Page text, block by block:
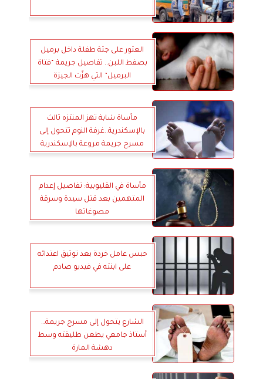
العثور على جثة طفلة داخل برميل
بصفط اللبن.. تفاصيل جريمة “فتاة
البرميل” التي هزّت الجيزة
مأساة شابة تهز المنتزه ثالث
بالإسكندرية..غرفة النوم تتحول إلى
مسرح جريمة مروعة بالإسكندرية
مأساة في القليوبية: تفاصيل إعدام
المتهمين بعد قتل سيدة وسرقة
مصوغاتها
حبس عامل خردة بعد توثيق اعتدائه
على ابنته في فيديو صادم
الشارع يتحول إلى مسرح جريمة…
أستاذ جامعي يطعن طليقته وسط
دهشة المارة